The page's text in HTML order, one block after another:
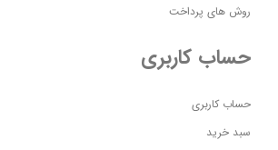
روش های پرداخت
حساب کاربری
حساب کاربری
سبد خرید